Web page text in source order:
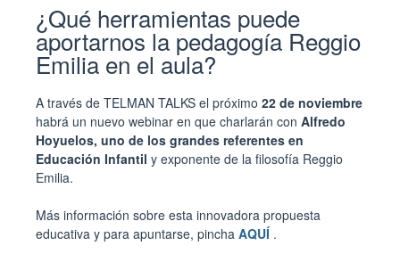
¿Qué herramientas puede
aportarnos la pedagogía Reggio
Emilia en el aula?
A través de TELMAN TALKS el próximo 22 de noviembre
habrá un nuevo webinar en que charlarán con Alfredo
Hoyuelos, uno de los grandes referentes en
Educación Infantil y exponente de la filosofía Reggio
Emilia.
Más información sobre esta innovadora propuesta
educativa y para apuntarse, pincha AQUÍ .